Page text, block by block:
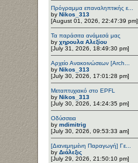
Πρόγραμμα επαναληπτικής ε...
by Nikos_313
[August 01, 2026, 22:47:39 pm]
Τα παράσιτα ανάμεσά μας
by χηρουλα Αλεξίου
[July 31, 2026, 18:49:30 pm]
Αρχείο Ανακοινώσεων [Arch...
by Nikos_313
[July 30, 2026, 17:01:28 pm]
Μεταπτυχιακό στο EPFL
by Nikos_313
[July 30, 2026, 14:24:35 pm]
Οδύσσεια
by mdimitrig
[July 30, 2026, 09:53:33 am]
[Διανεμημένη Παραγωγή] Γε...
by Διάλεξις
[July 29, 2026, 21:50:10 pm]